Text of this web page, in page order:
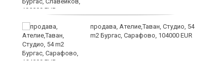
продава, Ателие,Таван, Студио, 54
m2 Бургас, Сарафово, 104000 EUR